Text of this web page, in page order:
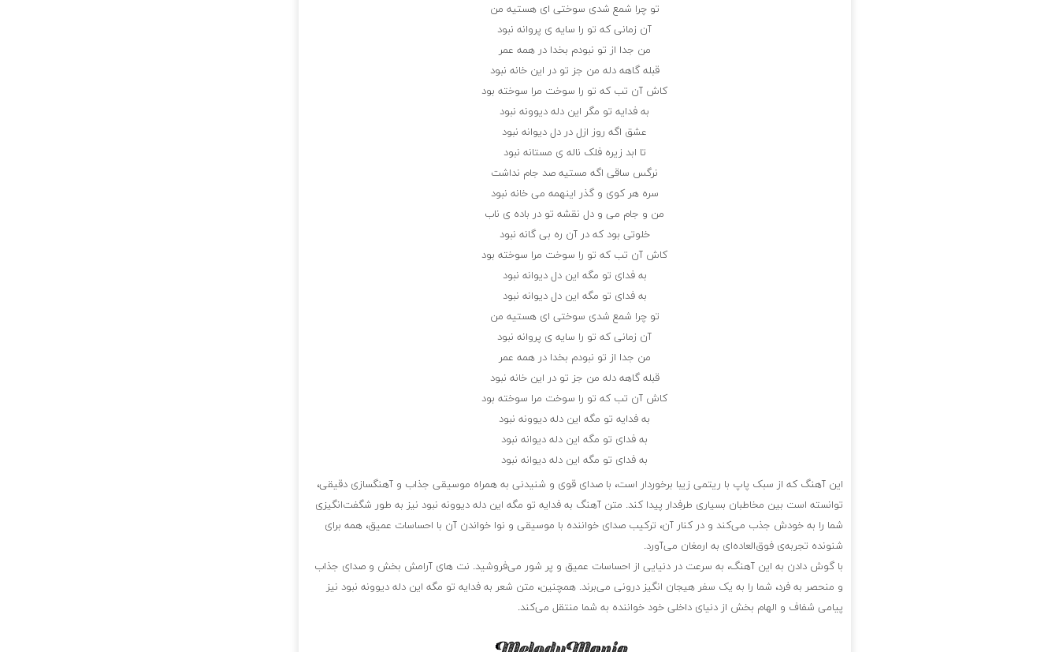
تو چرا شمع شدی سوختی ای هستیه من
آن زمانی که تو را سایه ی پروانه نبود
من جدا از تو نبودم بخدا در همه عمر
قبله گاهه دله من جز تو در این خانه نبود
کاش آن تب که تو را سوخت مرا سوخته بود
به فدایه تو مگر این دله دیوونه نبود
عشق اگه روز ازل در دل دیوانه نبود
تا ابد زیره فلک ناله ی مستانه نبود
نرگس ساقی اگه مستیه صد جام نداشت
سره هر کوی و گذر اینهمه می خانه نبود
من و جام می و دل نقشه تو در باده ی ناب
خلوتی بود که در آن ره بی گانه نبود
کاش آن تب که تو را سوخت مرا سوخته بود
به فدای تو مگه این دل دیوانه نبود
به فدای تو مگه این دل دیوانه نبود
تو چرا شمع شدی سوختی ای هستیه من
آن زمانی که تو را سایه ی پروانه نبود
من جدا از تو نبودم بخدا در همه عمر
قبله گاهه دله من جز تو در این خانه نبود
کاش آن تب که تو را سوخت مرا سوخته بود
به فدایه تو مگه این دله دیوونه نبود
به فدای تو مگه این دله دیوانه نبود
به فدای تو مگه این دله دیوانه نبود
این آهنگ که از سبک پاپ با ریتمی زیبا برخوردار است، با صدای قوی و شنیدنی به همراه موسیقی جذاب و آهنگسازی دقیقی،
توانسته است بین مخاطبان بسیاری طرفدار پیدا کند. متن آهنگ به فدایه تو مگه این دله دیوونه نبود نیز به طور شگفت‌انگیزی
شما را به خودش جذب می‌کند و در کنار آن، ترکیب صدای خواننده با موسیقی و نوا خواندن آن با احساسات عمیق، همه برای
شنونده تجربه‌ی فوق‌العاده‌ای به ارمغان می‌آورد.
با گوش دادن به این آهنگ، به سرعت در دنیایی از احساسات عمیق و پر شور می‌فروشید. نت های آرامش بخش و صدای جذاب
و منحصر به فرد، شما را به یک سفر هیجان انگیز درونی می‌برند. همچنین، متن شعر به فدایه تو مگه این دله دیوونه نبود نیز
پیامی شفاف و الهام بخش از دنیای داخلی خود خواننده به شما منتقل می‌کند.